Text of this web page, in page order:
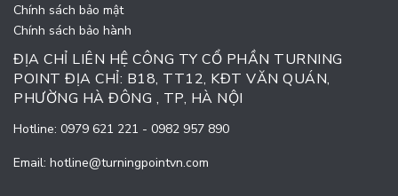
Chính sách bảo mật
Chính sách bảo hành
ĐỊA CHỈ LIÊN HỆ CÔNG TY CỔ PHẦN TURNING
POINT ĐỊA CHỈ: B18, TT12, KĐT VĂN QUÁN,
PHƯỜNG HÀ ĐÔNG , TP, HÀ NỘI
Hotline: 0979 621 221 - 0982 957 890
Email: hotline@turningpointvn.com